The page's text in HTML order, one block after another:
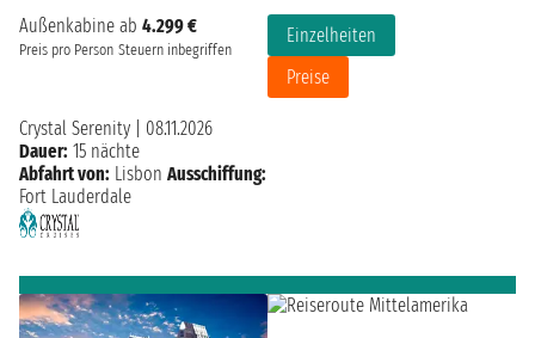
Außenkabine ab 4.299 €
Preis pro Person Steuern inbegriffen
Einzelheiten
Preise
Crystal Serenity
08.11.2026
Dauer: 15 nächte
Abfahrt von: Lisbon Ausschiffung:
Fort Lauderdale